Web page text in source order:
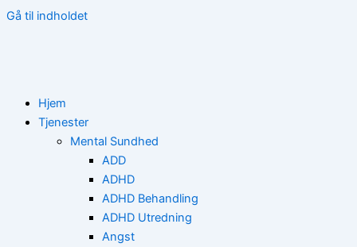
Gå til indholdet
Hjem
Tjenester
Mental Sundhed
ADD
ADHD
ADHD Behandling
ADHD Utredning
Angst